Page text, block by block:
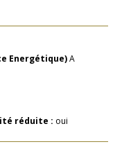
Energétique)A
réduite : oui